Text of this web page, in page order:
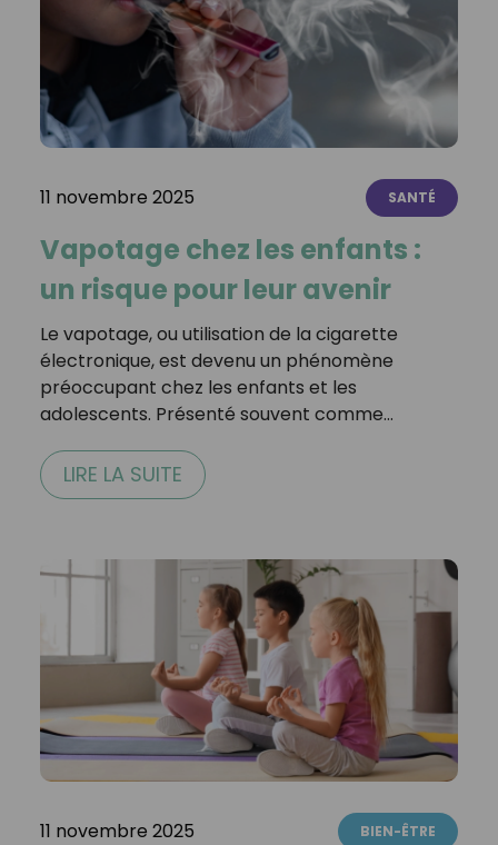
11 novembre 2025 SANTÉ
Vapotage chez les enfants :
un risque pour leur avenir
Le vapotage, ou utilisation de la cigarette
électronique, est devenu un phénomène
préoccupant chez les enfants et les
adolescents. Présenté souvent comme…
LIRE LA SUITE
11 novembre 2025 BIEN-ÊTRE